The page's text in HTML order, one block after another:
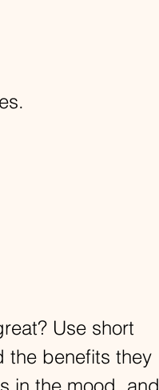
Use short
the benefits they